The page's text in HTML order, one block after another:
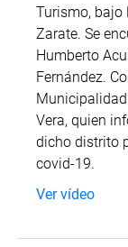
Turismo, bajo
Zarate. Se
Humberto
Fernández.
Vera, quien
dicho distrito
covid-19.
Ver vídeo